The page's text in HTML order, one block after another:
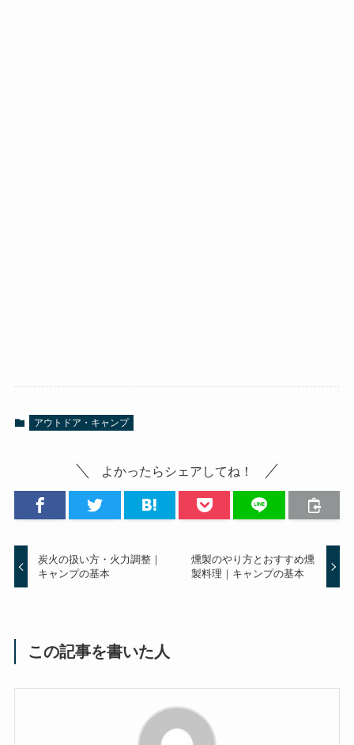
アウトドア・キャンプ
よかったらシェアしてね！
炭火の扱い方・火力調整｜
キャンプの基本
燻製のやり方とおすすめ燻
製料理｜キャンプの基本
この記事を書いた人